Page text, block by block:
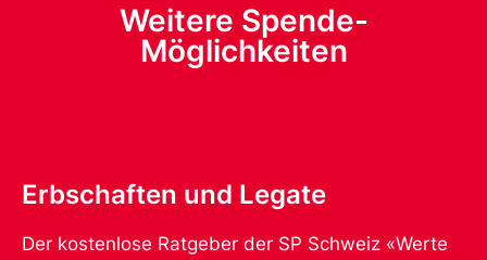
Weitere Spende-
Möglichkeiten
Erbschaften und Legate
Der kostenlose Ratgeber der SP Schweiz «Werte